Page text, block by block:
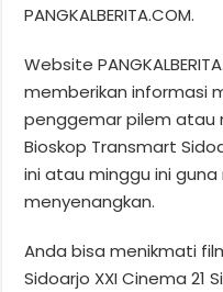
PANGKALBERITA.COM.
Website
memberikan informasi
penggemar pilem atau
Bioskop Transmart
ini atau minggu ini
menyenangkan.
Anda bisa menikmati
Sidoarjo XXI Cinema 21